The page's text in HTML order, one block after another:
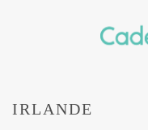
IRLANDE